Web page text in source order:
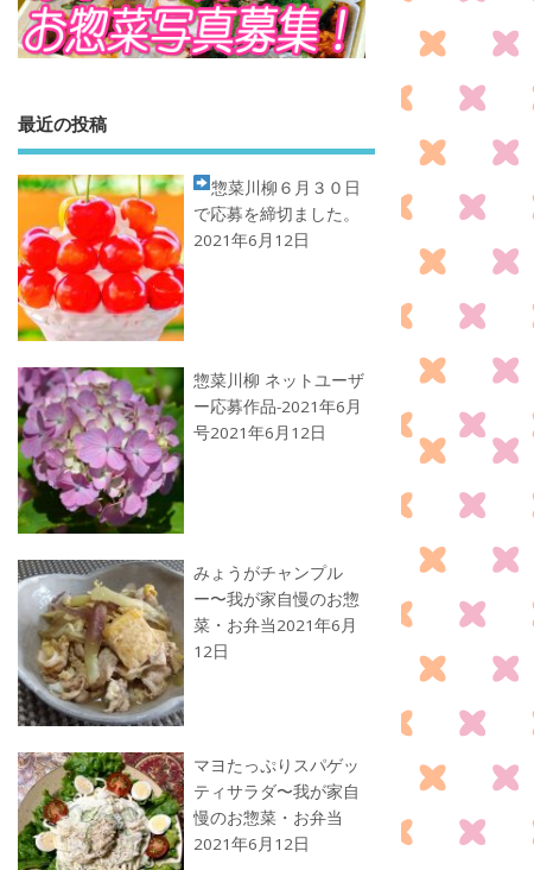
最近の投稿
惣菜川柳 ６月３０日
で応募を締切ました。
2021年6月12日
惣菜川柳 ネットユーザ
ー応募作品-2021年6月
号2021年6月12日
みょうがチャンプル
ー〜我が家自慢のお惣
菜・お弁当2021年6月
12日
マヨたっぷりスパゲッ
ティサラダ〜我が家自
慢のお惣菜・お弁当
2021年6月12日